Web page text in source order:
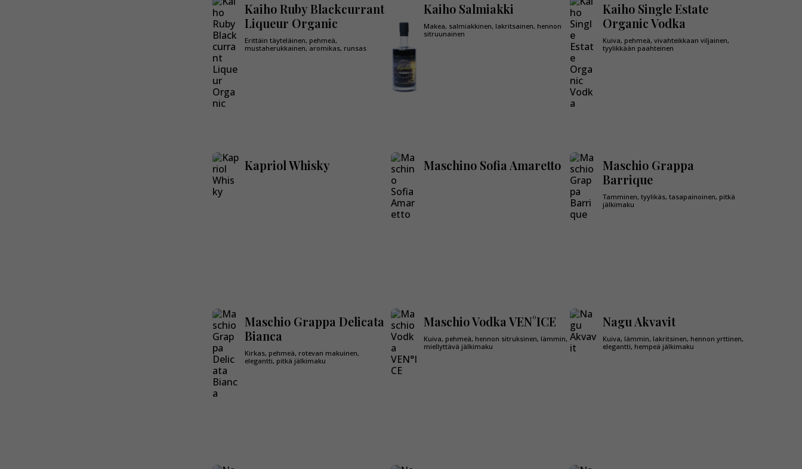
Kaiho Ruby Blackcurrant
Liqueur Organic
Erittäin täyteläinen, pehmeä,
mustaherukkainen, aromikas, runsas
Kaiho Salmiakki
Makea, salmiakkinen, lakritsainen, hennon
sitruunainen
Kaiho Single Estate
Organic Vodka
Kuiva, pehmeä, vivahteikkaan viljainen,
tyylikkään paahteinen
Kapriol Whisky Maschino Sofia Amaretto
Maschio Grappa
Barrique
Tamminen, tyylikäs, tasapainoinen, pitkä
jälkimaku
Maschio Grappa Delicata
Bianca
Kirkas, pehmeä, rotevan makuinen,
elegantti, pitkä jälkimaku
Maschio Vodka VEN°ICE
Kuiva, pehmeä, hennon sitruksinen, lämmin,
miellyttävä jälkimaku
Nagu Akvavit
Kuiva, lämmin, lakritsinen, hennon yrttinen,
elegantti, hempeä jälkimaku